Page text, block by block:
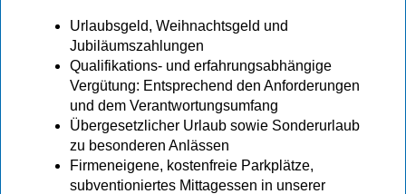
Urlaubsgeld, Weihnachtsgeld und
Jubiläumszahlungen
Qualifikations- und erfahrungsabhängige
Vergütung: Entsprechend den Anforderungen
und dem Verantwortungsumfang
Übergesetzlicher Urlaub sowie Sonderurlaub
zu besonderen Anlässen
Firmeneigene, kostenfreie Parkplätze,
subventioniertes Mittagessen in unserer